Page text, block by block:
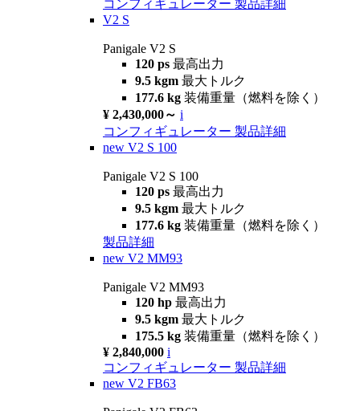
コンフィギュレーター 製品詳細
V2 S
Panigale V2 S
120 ps 最高出力
9.5 kgm 最大トルク
177.6 kg 装備重量（燃料を除く）
¥ 2,430,000～ i
コンフィギュレーター 製品詳細
new V2 S 100
Panigale V2 S 100
120 ps 最高出力
9.5 kgm 最大トルク
177.6 kg 装備重量（燃料を除く）
製品詳細
new V2 MM93
Panigale V2 MM93
120 hp 最高出力
9.5 kgm 最大トルク
175.5 kg 装備重量（燃料を除く）
¥ 2,840,000 i
コンフィギュレーター 製品詳細
new V2 FB63